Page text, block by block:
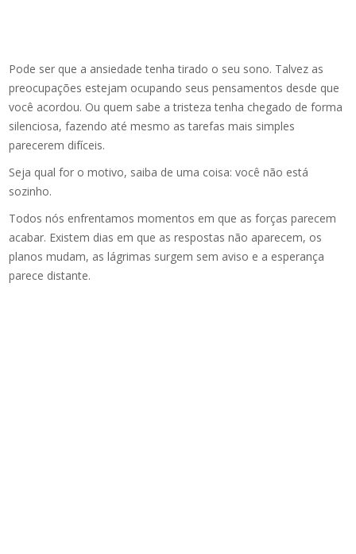
Pode ser que a ansiedade tenha tirado o seu sono. Talvez as
preocupações estejam ocupando seus pensamentos desde que
você acordou. Ou quem sabe a tristeza tenha chegado de forma
silenciosa, fazendo até mesmo as tarefas mais simples
parecerem difíceis.
Seja qual for o motivo, saiba de uma coisa: você não está
sozinho.
Todos nós enfrentamos momentos em que as forças parecem
acabar. Existem dias em que as respostas não aparecem, os
planos mudam, as lágrimas surgem sem aviso e a esperança
parece distante.